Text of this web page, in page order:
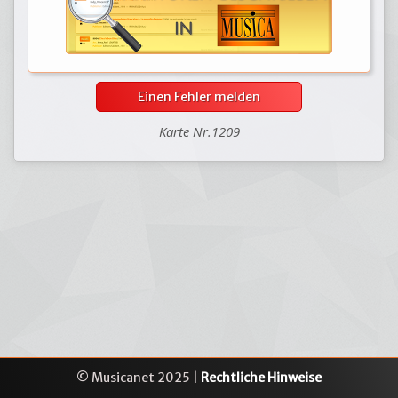
Einen Fehler melden
Karte Nr.1209
© Musicanet 2025 | Rechtliche Hinweise